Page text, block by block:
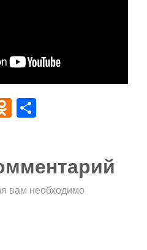
Odnoklassniki
вам необходимо